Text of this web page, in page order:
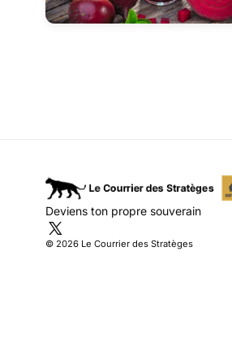
Deviens ton propre souverain
© 2026 Le Courrier des Stratèges